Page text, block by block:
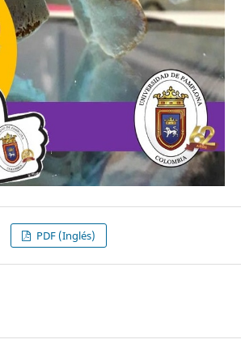
PDF (Inglés)